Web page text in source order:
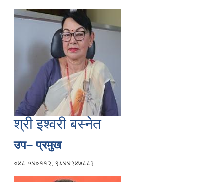
श्री इश्वरी बस्नेत
उप– प्रमुख
०४८-५४०११२, ९८४४२४७८८२